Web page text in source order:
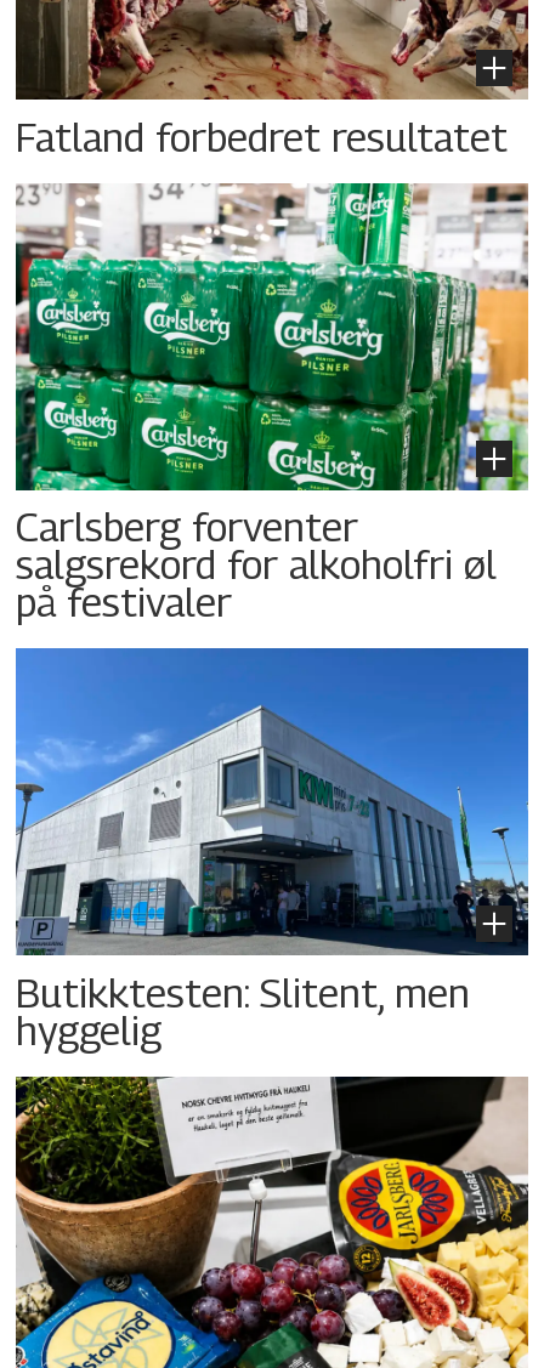
Fatland forbedret resultatet
Carlsberg forventer
salgsrekord for alkoholfri øl
på festivaler
Butikktesten: Slitent, men
hyggelig